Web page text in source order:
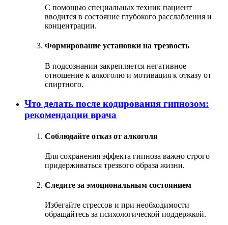
С помощью специальных техник пациент
вводится в состояние глубокого расслабления и
концентрации.
Формирование установки на трезвость
В подсознании закрепляется негативное
отношение к алкоголю и мотивация к отказу от
спиртного.
Что делать после кодирования гипнозом:
рекомендации врача
Соблюдайте отказ от алкоголя
Для сохранения эффекта гипноза важно строго
придерживаться трезвого образа жизни.
Следите за эмоциональным состоянием
Избегайте стрессов и при необходимости
обращайтесь за психологической поддержкой.